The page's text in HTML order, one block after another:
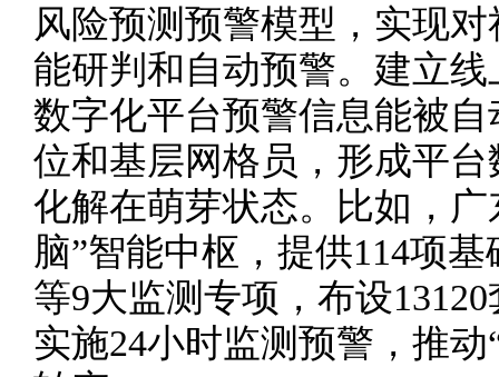
风险预测预警模型，实现
能研判和自动预警。建立
数字化平台预警信息能被
位和基层网格员，形成平
化解在萌芽状态。比如，
脑”智能中枢，提供114项
等9大监测专项，布设
实施24小时监测预警，推